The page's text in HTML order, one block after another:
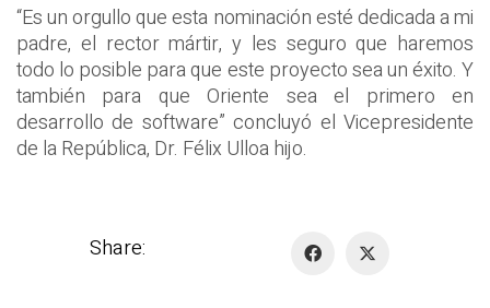
“Es un orgullo que esta nominación esté dedicada a mi
padre, el rector mártir, y les seguro que haremos
todo lo posible para que este proyecto sea un éxito. Y
también para que Oriente sea el primero en
desarrollo de software” concluyó el Vicepresidente
de la República, Dr. Félix Ulloa hijo.
Share: